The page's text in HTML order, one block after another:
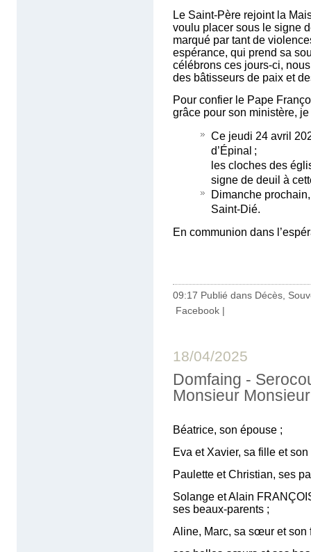
Le Saint-Père rejoint la
voulu placer sous le signe
marqué par tant de
espérance, qui prend sa
célébrons ces jours-ci,
des bâtisseurs de paix et
Pour confier le Pape
grâce pour son ministère,
Ce jeudi 24 avril
d’Épinal ;
les cloches des
signe de deuil à
Dimanche
Saint-Dié.
En communion dans
09:17 Publié dans Décès,
Facebook |
18/04/2025
Domfaing -
Monsieur
Béatrice, son épouse ;
Eva et Xavier, sa fille et
Paulette et Christian, ses
Solange et Alain
ses beaux-parents ;
Aline, Marc, sa sœur et son